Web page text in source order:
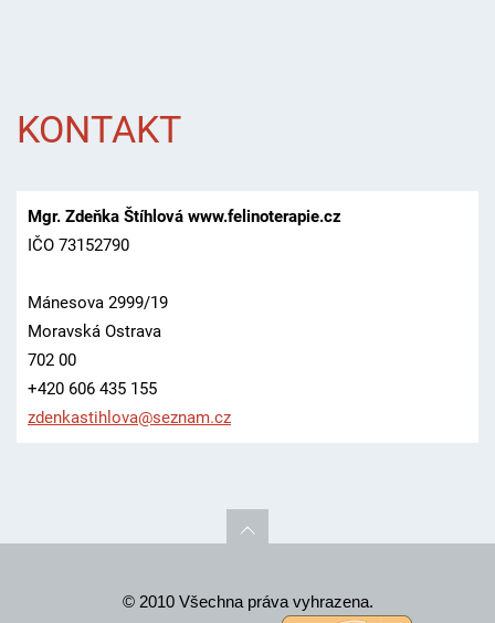
KONTAKT
Mgr. Zdeňka Štíhlová www.felinoterapie.cz
IČO 73152790
Mánesova 2999/19
Moravská Ostrava
702 00
+420 606 435 155
zdenkastihlova@seznam.cz
© 2010 Všechna práva vyhrazena.